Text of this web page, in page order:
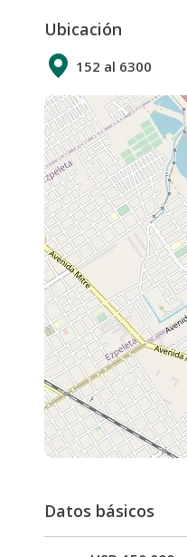
Greenville Polo &
lago que fueron parte
La distribución fue
ondulaciones
evitando terrenos
la superficie total con
Quien elige vivir en
comodidades y
MASTERPLAN
1 Sheraton Greenville
2 Villes
3 Condominios
4 Terrazas al Polo
5 Downtown
6 Lago
Ubicación
152 al 6300
Datos básicos